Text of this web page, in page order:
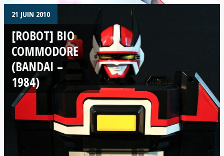
21 JUIN 2010
[ROBOT] BIO
COMMODORE
(BANDAI –
1984)